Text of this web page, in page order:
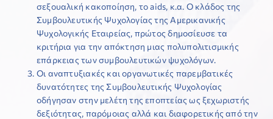
σεξουαλική κακοποίηση, το aids, κ.α. Ο κλάδος της
Συμβουλευτικής Ψυχολογίας της Αμερικανικής
Ψυχολογικής Εταιρείας, πρώτος δημοσίευσε τα
κριτήρια για την απόκτηση μιας πολυπολιτισμικής
επάρκειας των συμβουλευτικών ψυχολόγων.
Οι αναπτυξιακές και οργανωτικές παρεμβατικές
δυνατότητες της Συμβουλευτικής Ψυχολογίας
οδήγησαν στην μελέτη της εποπτείας ως ξεχωριστής
δεξιότητας, παρόμοιας αλλά και διαφορετικής από την